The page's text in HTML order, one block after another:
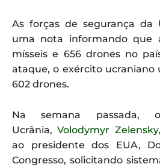
As forças de segurança da
uma nota informando que
mísseis e 656 drones no
ataque, o exército ucraniano
602 drones.
Na semana passada,
Ucrânia,Volodymyr Zelensky
ao presidente dos EUA,
Congresso, solicitando